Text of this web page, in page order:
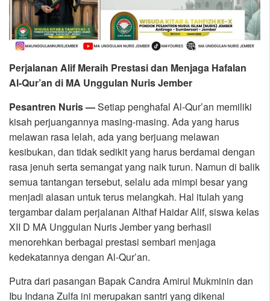
Perjalanan Alif Meraih Prestasi dan Menjaga Hafalan
Al-Qur’an di MA Unggulan Nuris Jember
Pesantren Nuris —Setiap penghafal Al-Qur’an memiliki
kisah perjuangannya masing-masing. Ada yang harus
melawan rasa lelah, ada yang berjuang melawan
kesibukan, dan tidak sedikit yang harus berdamai dengan
rasa jenuh serta semangat yang naik turun. Namun di balik
semua tantangan tersebut, selalu ada mimpi besar yang
menjadi alasan untuk terus melangkah. Hal itulah yang
tergambar dalam perjalanan Althaf Haidar Alif, siswa kelas
XII D MA Unggulan Nuris Jember yang berhasil
menorehkan berbagai prestasi sembari menjaga
kedekatannya dengan Al-Qur’an.
Putra dari pasangan Bapak Candra Amirul Mukminin dan
Ibu Indana Zulfa ini merupakan santri yang dikenal